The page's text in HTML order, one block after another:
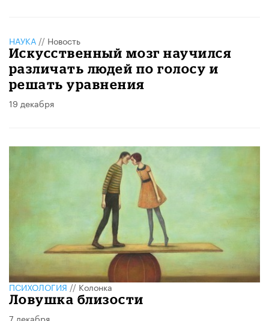
НАУКА // Новость
Искусственный мозг научился
различать людей по голосу и
решать уравнения
19 декабря
ПСИХОЛОГИЯ//Колонка
Ловушка близости
7 декабря